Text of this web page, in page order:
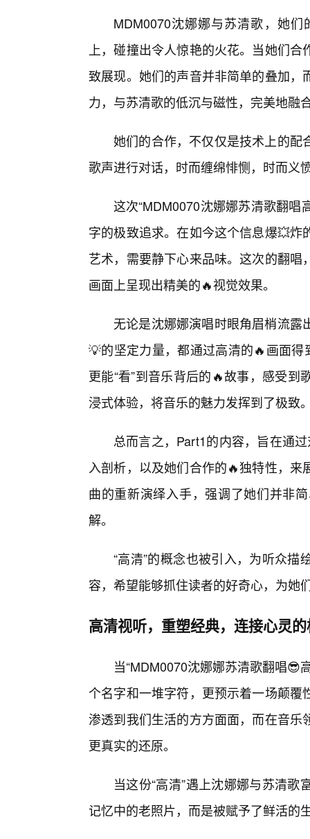
MDM0070沈娜娜与苏清歌，她
上，碰撞出令人惊艳的火花。当她们
致展现。她们的声音并非简单的叠加
力，与苏清歌的低沉与磁性，完美地融
她们的合作，不仅仅是技术上的配
歌声进行对话，时而缠绵悱恻，时而义
这次“MDM0070沈娜娜苏清歌翻唱
字的极致追求。在如今这个信息爆💥
艺术，需要静下心来品味。这次的翻
画面上呈现出精美的🔥视觉效果。
无论是沈娜娜演唱时眼角眉梢流
💡的坚定力量，都通过高清的🔥画面
更能“看”到音乐背后的🔥故事，感受
浸式体验，将音乐的魅力发挥到了极致
总而言之，Part1的内容，旨在通
入剖析，以及她们合作的🔥独特性，
曲的重新演绎入手，强调了她们并非
解。
“高清”的概念也被引入，为听众
容，希望能够抓住读者的好奇心，为她
高清视听，重塑经典，连接心灵
当“MDM0070沈娜娜苏清歌翻唱😎
个名字和一堆字符，更预示着一场颠
渗透到我们生活的方方面面，而在音
更真实的还原。
当这份“高清”遇上沈娜娜与苏清
记忆中的老照片，而是被赋予了鲜活的